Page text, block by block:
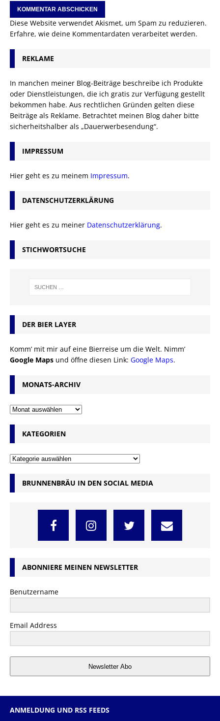
Diese Website verwendet Akismet, um Spam zu reduzieren.
Erfahre, wie deine Kommentardaten verarbeitet werden.
REKLAME
In manchen meiner Blog-Beiträge beschreibe ich Produkte
oder Dienstleistungen, die ich gratis zur Verfügung gestellt
bekommen habe. Aus rechtlichen Gründen gelten diese
Beiträge als Reklame. Betrachtet meinen Blog daher bitte
sicherheitshalber als „Dauerwerbesendung“.
IMPRESSUM
Hier geht es zu meinem Impressum.
DATENSCHUTZERKLÄRUNG
Hier geht es zu meiner Datenschutzerklärung.
STICHWORTSUCHE
DER BIER LAYER
Komm’ mit mir auf eine Bierreise um die Welt. Nimm’
Google Maps und öffne diesen Link: Google Maps.
MONATS-ARCHIV
KATEGORIEN
BRUNNENBRÄU IN DEN SOCIAL MEDIA
ABONNIERE MEINEN NEWSLETTER
Benutzername
Email Address
Newsletter Abo
ANMELDUNG UND RSS FEEDS